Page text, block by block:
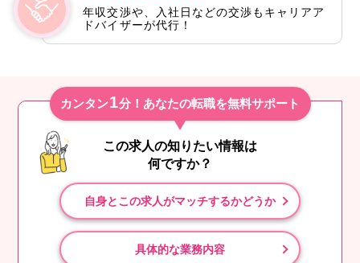
年収交渉や、入社日などの交渉もキャリアア
ドバイザーが代行！
カンタン1分！あなたの転職を無料サポート
この求人の知りたい情報は
何ですか？
自身とこの求人がマッチするかどうか
具体的な業務内容